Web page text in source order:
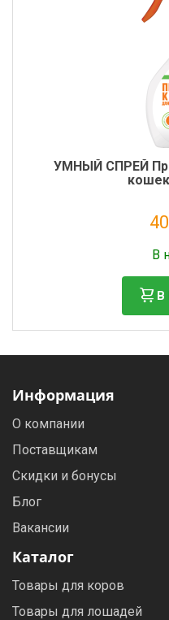
УМНЫЙ СПРЕЙ
В
В
Информация
О компании
Поставщикам
Скидки и бонусы
Блог
Вакансии
Каталог
Товары для коров
Товары для лошадей